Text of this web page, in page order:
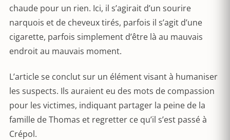
chaude pour un rien. Ici, il s’agirait d’un sourire
narquois et de cheveux tirés, parfois il s’agit d’une
cigarette, parfois simplement d’être là au mauvais
endroit au mauvais moment.
L’article se conclut sur un élément visant à humaniser
les suspects. Ils auraient eu des mots de compassion
pour les victimes, indiquant partager la peine de la
famille de Thomas et regretter ce qu’il s’est passé à
Crépol.